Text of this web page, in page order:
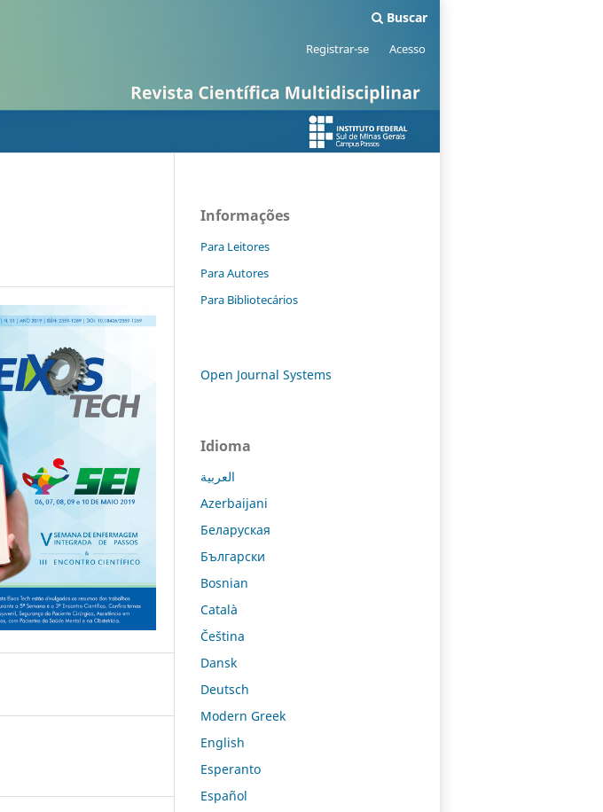
Buscar
Registrar-se Acesso
Informações
Para Leitores
Para Autores
Para Bibliotecários
Open Journal Systems
Idioma
العربية
Azerbaijani
Беларуская
Български
Bosnian
Català
Čeština
Dansk
Deutsch
Modern Greek
English
Esperanto
Español